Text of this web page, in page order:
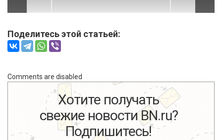
Поделитесь этой статьей:
Comments are disabled
Хотите получать
свежие новости BN.ru?
Подпишитесь!